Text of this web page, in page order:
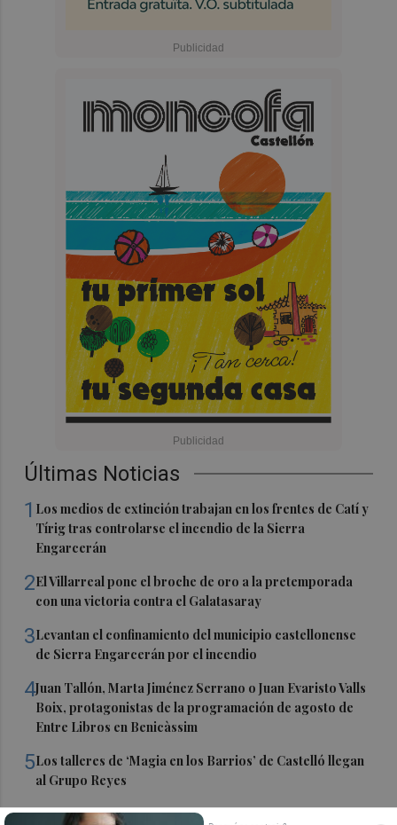
Últimas Noticias
1 Los medios de extinción trabajan en los frentes de Catí y
Tírig tras controlarse el incendio de la Sierra
Engarcerán
2El Villarreal pone el broche de oro a la pretemporada
con una victoria contra el Galatasaray
3Levantan el confinamiento del municipio castellonense
de Sierra Engarcerán por el incendio
4Juan Tallón, Marta Jiménez Serrano o Juan Evaristo Valls
Boix, protagonistas de la programación de agosto de
Entre Libros en Benicàssim
5Los talleres de ‘Magia en los Barrios’ de Castelló llegan
al Grupo Reyes